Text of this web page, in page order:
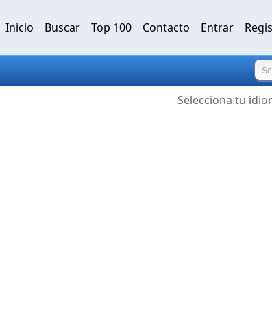
Inicio Buscar Top 100 Contacto Entrar
Selecciona tu